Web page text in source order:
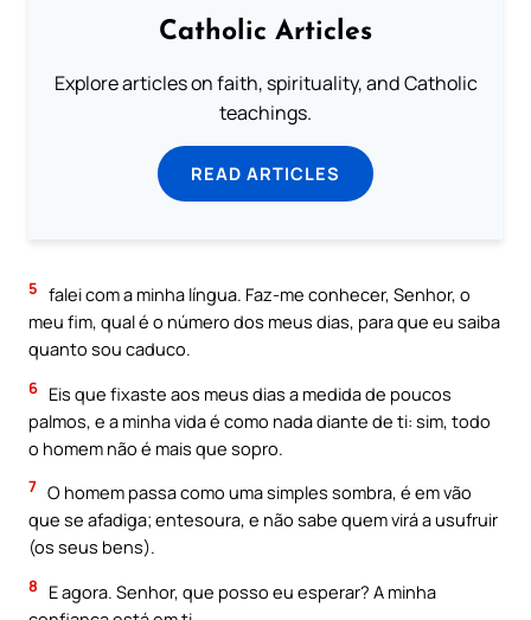
Catholic Articles
Explore articles on faith, spirituality, and Catholic
teachings.
READ ARTICLES
5 falei com a minha língua. Faz-me conhecer, Senhor, o
meu fim, qual é o número dos meus dias, para que eu saiba
quanto sou caduco.
6 Eis que fixaste aos meus dias a medida de poucos
palmos, e a minha vida é como nada diante de ti: sim, todo
o homem não é mais que sopro.
7 O homem passa como uma simples sombra, é em vão
que se afadiga; entesoura, e não sabe quem virá a usufruir
(os seus bens).
8
E agora. Senhor, que posso eu esperar? A minha